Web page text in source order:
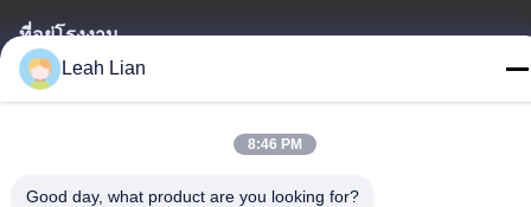
ที่อยู่โรงงาน
เลขที่ 72 ถนนยองจุน หมู่บ้านวูเฟง ตําบลชองวู เมืองควานโจว เมืองฟู
เจียน ประเทศจีน
Leah Lian
8:46 PM
Good day, what product are you looking for?